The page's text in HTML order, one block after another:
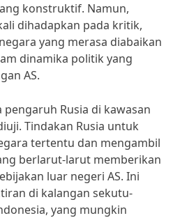
konstruktif. Namun,
dihadapkan pada kritik,
yang merasa diabaikan
dinamika politik yang
AS.
Rusia di kawasan
Tindakan Rusia untuk
tertentu dan mengambil
berlarut-larut memberikan
luar negeri AS. Ini
di kalangan sekutu-
yang mungkin